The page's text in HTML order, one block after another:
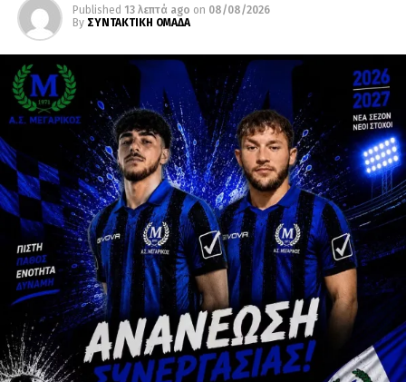
Published 13 λεπτά ago on 08/08/2026
By ΣΥΝΤΑΚΤΙΚΗ ΟΜΑΔΑ